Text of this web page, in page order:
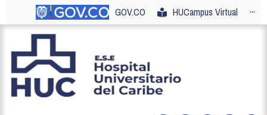
GOV.CO HUCampus Virtual ···